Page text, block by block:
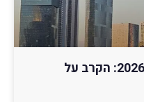
נדל"ן מסחרי מול מגורים ב-2026: הקרב על